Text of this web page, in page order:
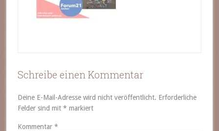
Schreibe einen Kommentar
Deine E-Mail-Adresse wird nicht veröffentlicht. Erforderliche
Felder sind mit * markiert
Kommentar *